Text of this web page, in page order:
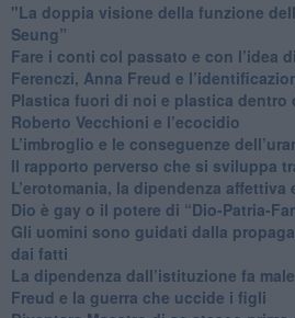
"​La doppia visione della funzione
Seung”
​Fare i conti col passato e con l’idea
​Ferenczi, Anna Freud e
Plastica fuori di noi e plastica dentro
​Roberto Vecchioni e l’ecocidio
​L’imbroglio e le conseguenze
​Il rapporto perverso che si sviluppa
L’erotomania, la dipendenza affettiva
​Dio è gay o il potere di “Dio-Patria-
​Gli uomini sono guidati dalla
dai fatti
La dipendenza dall’istituzione fa male
​Freud e la guerra che uccide i figli